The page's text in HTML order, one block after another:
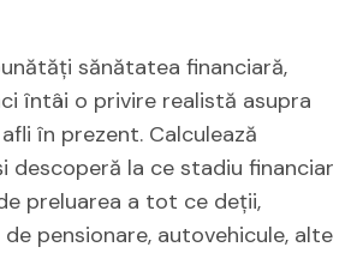
sănătatea financiară,
întâi o privire realistă asupra
în prezent. Calculează
descoperă la ce stadiu financiar
preluarea a tot ce deții,
pensionare, autovehicule, alte